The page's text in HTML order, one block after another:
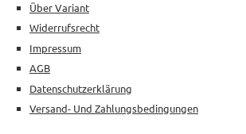
Über Variant
Widerrufsrecht
Impressum
AGB
Datenschutzerklärung
Versand- Und Zahlungsbedingungen